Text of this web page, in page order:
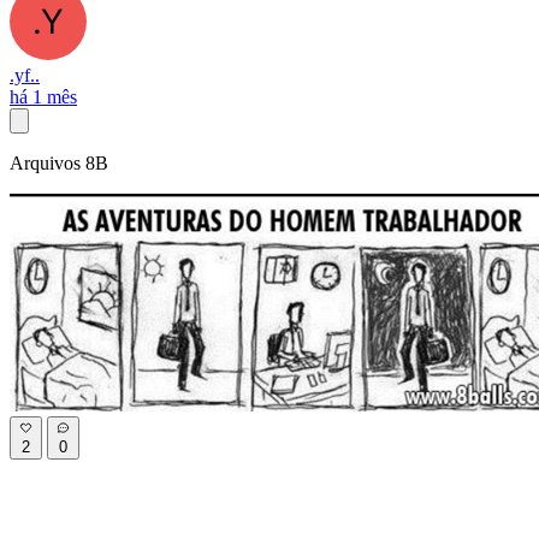
.yf..
há 1 mês
Arquivos 8B
2 0